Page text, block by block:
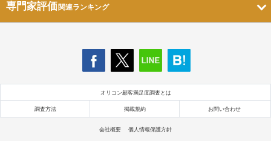
専門家評価関連ランキング
オリコン顧客満足度調査とは
調査方法 掲載規約 お問い合わせ
会社概要 個人情報保護方針